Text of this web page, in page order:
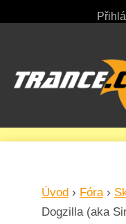
Úvod › Fóra ›
Dogzilla (aka